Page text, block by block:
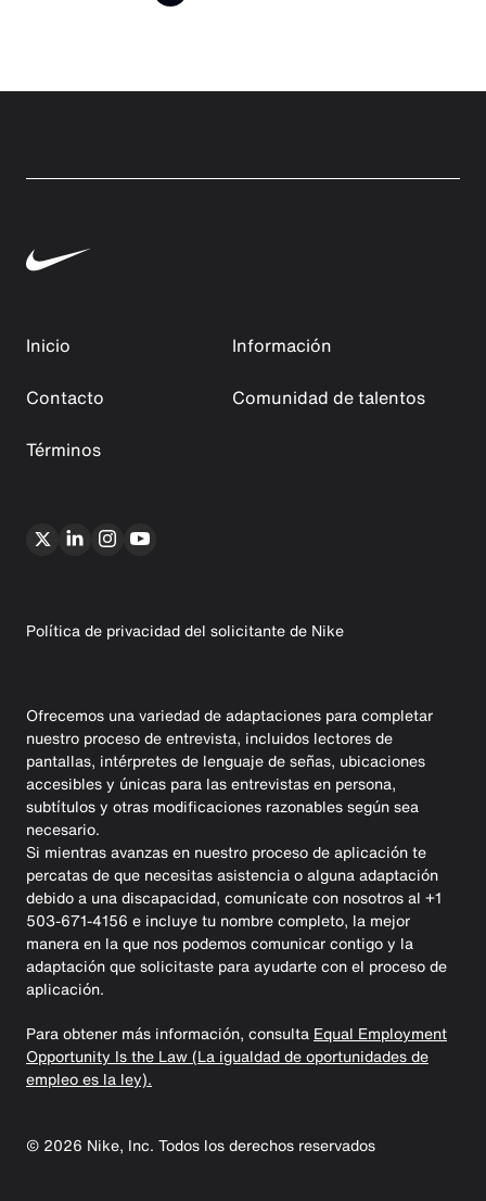
Inicio
Información
Contacto
Comunidad de talentos
Términos
Política de privacidad del solicitante de Nike
Ofrecemos una variedad de adaptaciones para completar
nuestro proceso de entrevista, incluidos lectores de
pantallas, intérpretes de lenguaje de señas, ubicaciones
accesibles y únicas para las entrevistas en persona,
subtítulos y otras modificaciones razonables según sea
necesario.
Si mientras avanzas en nuestro proceso de aplicación te
percatas de que necesitas asistencia o alguna adaptación
debido a una discapacidad, comunícate con nosotros al +1
503-671-4156 e incluye tu nombre completo, la mejor
manera en la que nos podemos comunicar contigo y la
adaptación que solicitaste para ayudarte con el proceso de
aplicación.
Para obtener más información, consulta Equal Employment
Opportunity Is the Law (La igualdad de oportunidades de
empleo es la ley).
© 2026 Nike, Inc. Todos los derechos reservados